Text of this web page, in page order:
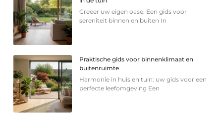
Creëer uw eigen oase: Een gids voor
sereniteit binnen en buiten In
Praktische gids voor binnenklimaat en
buitenruimte
Harmonie in huis en tuin: uw gids voor een
perfecte leefomgeving Een